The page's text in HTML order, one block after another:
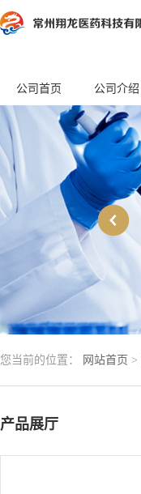
公司首页 公司介绍
您当前的位置： 网站首页 >
产品展厅